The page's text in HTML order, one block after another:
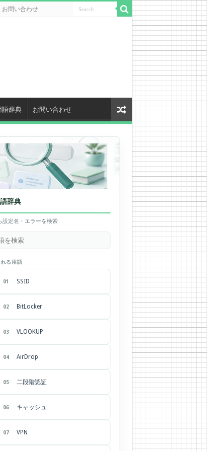
お問い合わせ
語辞典 お問い合わせ
辞典
設定名・エラーを検索
る用語
01 SSID
02 BitLocker
03 VLOOKUP
04 AirDrop
05 二段階認証
06 キャッシュ
07 VPN